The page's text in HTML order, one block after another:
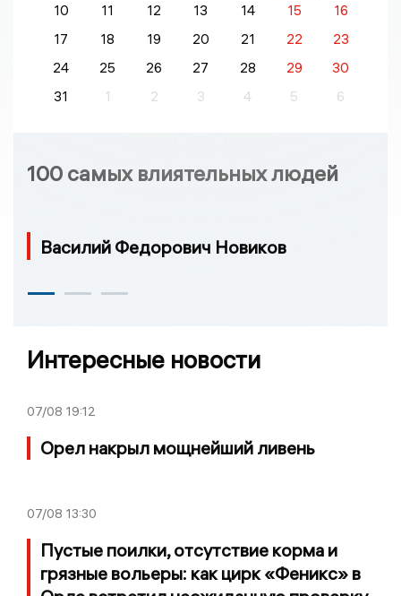
10
11 12 13 14 15
16
17
18 19 20 21 22
23
24
25 26 27 28 29
30
31
1 2 3 4 5 6
100 самых влиятельных людей
Василий Федорович Новиков
Интересные новости
07/08 19:12
Орел накрыл мощнейший ливень
07/08 13:30
Пустые поилки, отсутствие корма и
грязные вольеры: как цирк «Феникс» в